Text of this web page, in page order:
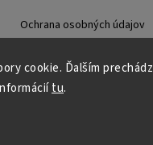
cookie. Ďalším
tu.
Ochrana osobných údajov